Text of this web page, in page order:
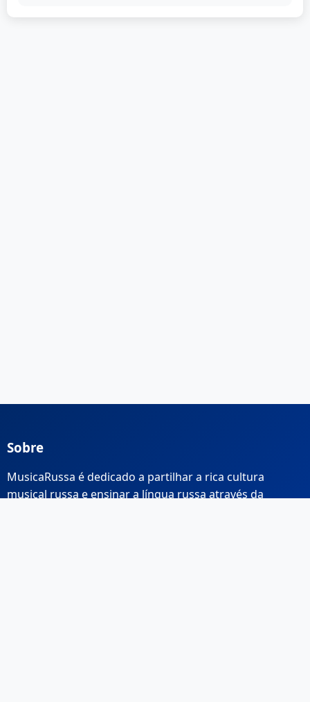
Sobre
MusicaRussa é dedicado a partilhar a rica cultura
musical russa e ensinar a língua russa através da